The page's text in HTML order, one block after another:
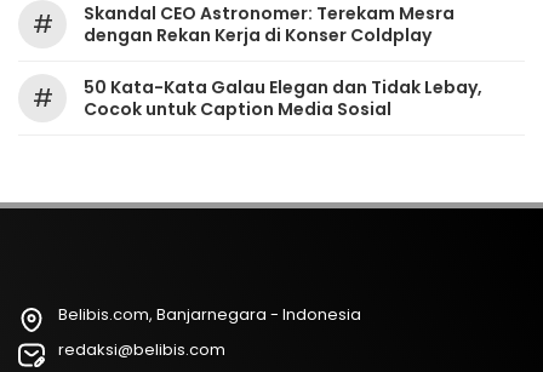
#
Skandal CEO Astronomer: Terekam Mesra
dengan Rekan Kerja di Konser Coldplay
#
50 Kata-Kata Galau Elegan dan Tidak Lebay,
Cocok untuk Caption Media Sosial
Belibis.com, Banjarnegara - Indonesia
redaksi@belibis.com